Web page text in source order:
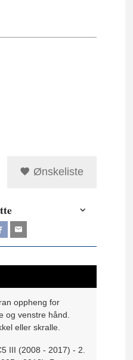
Ønskeliste
oppheng for
og venstre hånd.
eller skralle.
III (2008 - 2017) - 2.